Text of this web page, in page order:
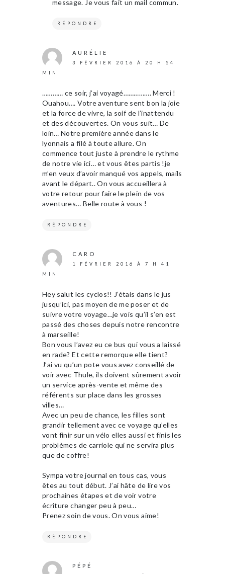
message. Je vous fait un mail commun.
RÉPONDRE
AURÉLIE
3 FÉVRIER 2016 À 20 H 54
MIN
………… ce soir, j’ai voyagé……………. Merci !
Ouahou…. Votre aventure sent bon la joie
et la force de vivre, la soif de l’inattendu
et des découvertes. On vous suit… De
loin… Notre première année dans le
lyonnais a filé à toute allure. On
commence tout juste à prendre le rythme
de notre vie ici… et vous êtes partis !je
m’en veux d’avoir manqué vos appels, mails
avant le départ.. On vous accueillera à
votre retour pour faire le plein de vos
aventures… Belle route à vous !
RÉPONDRE
CARO
1 FÉVRIER 2016 À 7 H 41
MIN
Hey salut les cyclos!! J’étais dans le jus
jusqu’ici, pas moyen de me poser et de
suivre votre voyage…je vois qu’il s’en est
passé des choses depuis notre rencontre
à marseille!
Bon vous l’avez eu ce bus qui vous a laissé
en rade? Et cette remorque elle tient?
J’ai vu qu’un pote vous avez conseillé de
voir avec Thule, ils doivent sûrement avoir
un service après-vente et même des
référents sur place dans les grosses
villes…
Avec un peu de chance, les filles sont
grandir tellement avec ce voyage qu’elles
vont finir sur un vélo elles aussi et finis les
problèmes de carriole qui ne servira plus
que de coffre!
Sympa votre journal en tous cas, vous
êtes au tout début. J’ai hâte de lire vos
prochaines étapes et de voir votre
écriture changer peu à peu…
Prenez soin de vous. On vous aime!
RÉPONDRE
PÉPÉ